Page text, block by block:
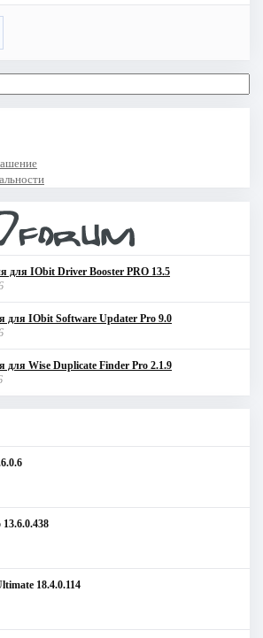
для IObit Driver Booster PRO 13.5
для IObit Software Updater Pro 9.0
для Wise Duplicate Finder Pro 2.1.9
18.4.0.114